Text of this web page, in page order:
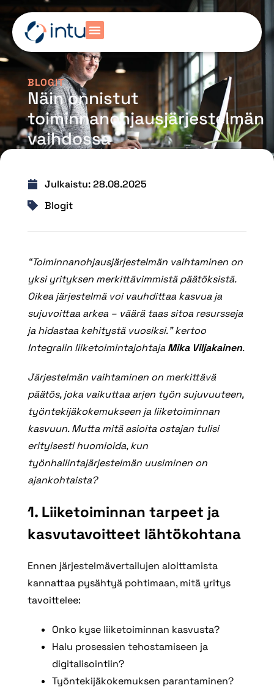
BLOGIT
Näin onnistut
toiminnanohjausjärjestelmän
vaihdossa
Julkaistu: 28.08.2025
Blogit
“Toiminnanohjausjärjestelmän vaihtaminen on
yksi yrityksen merkittävimmistä päätöksistä.
Oikea järjestelmä voi vauhdittaa kasvua ja
sujuvoittaa arkea – väärä taas sitoa resursseja
ja hidastaa kehitystä vuosiksi.” kertoo
Integralin liiketoimintajohtaja Mika Viljakainen.
Järjestelmän vaihtaminen on merkittävä
päätös, joka vaikuttaa arjen työn sujuvuuteen,
työntekijäkokemukseen ja liiketoiminnan
kasvuun. Mutta mitä asioita ostajan tulisi
erityisesti huomioida, kun
työnhallintajärjestelmän uusiminen on
ajankohtaista?
1. Liiketoiminnan tarpeet ja
kasvutavoitteet lähtökohtana
Ennen järjestelmävertailujen aloittamista
kannattaa pysähtyä pohtimaan, mitä yritys
tavoittelee:
Onko kyse liiketoiminnan kasvusta?
Halu prosessien tehostamiseen ja
digitalisointiin?
Työntekijäkokemuksen parantaminen?